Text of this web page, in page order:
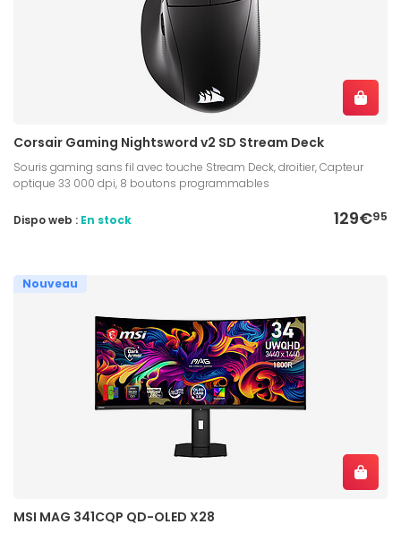
Corsair Gaming Nightsword v2 SD Stream Deck
Souris gaming sans fil avec touche Stream Deck, droitier, Capteur
optique 33 000 dpi, 8 boutons programmables
129€95
Dispo web : En stock
Nouveau
MSI MAG 341CQP QD-OLED X28